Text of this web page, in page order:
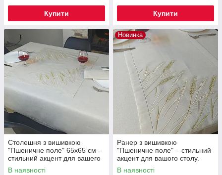
Купити Купити
Столешня з вишивкою
"Пшеничне поле" 65х65 см –
стильний акцент для вашего
інтер'єру
В наявності
Новинка
Ранер з вишивкою
"Пшеничне поле" – стильний
акцент для вашого столу.
В наявності